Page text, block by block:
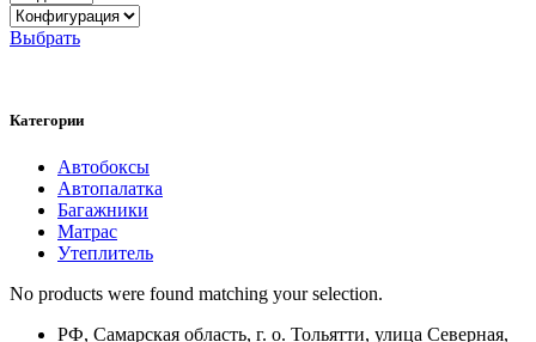
Выбрать
Категории
Автобоксы
Автопалатка
Багажники
Матрас
Утеплитель
No products were found matching your selection.
РФ, Самарская область, г. о. Тольятти, улица Северная,